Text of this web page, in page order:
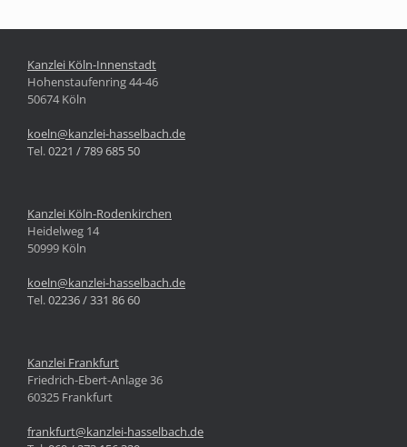
Kanzlei Köln-Innenstadt
Hohenstaufenring 44-46
50674 Köln
koeln@kanzlei-hasselbach.de
Tel.0221 / 789 685 50
Kanzlei Köln-Rodenkirchen
Heidelweg 14
50999 Köln
koeln@kanzlei-hasselbach.de
Tel.02236 / 331 86 60
Kanzlei Frankfurt
Friedrich-Ebert-Anlage 36
60325 Frankfurt
frankfurt@kanzlei-hasselbach.de